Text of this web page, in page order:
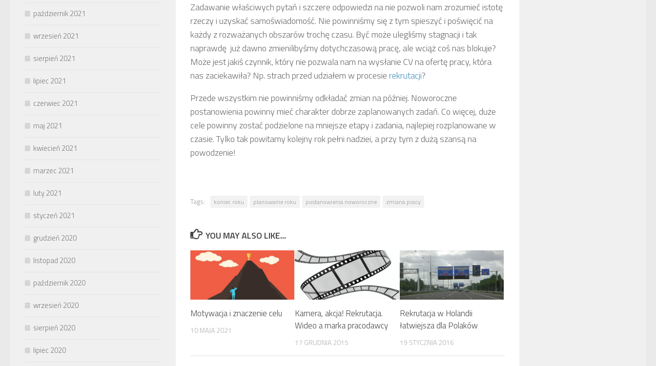
Zadawanie właściwych pytań i szczere odpowiedzi na nie pozwoli nam zrozumieć istotę
rzeczy i uzyskać samoświadomość. Nie powinniśmy się z tym spieszyć i poświęcić na
każdy z rozważanych obszarów trochę czasu. Być może ulegliśmy stagnacji i tak
naprawdę już dawno zmienilibyśmy dotychczasową pracę, ale wciąż coś nas blokuje?
Może jest jakiś czynnik, który nie pozwala nam na wysłanie CV na ofertę pracy, która
nas zaciekawiła? Np. strach przed udziałem w procesierekrutacji?
Przede wszystkim nie powinniśmy odkładać zmian na później. Noworoczne
postanowienia powinny mieć charakter dobrze zaplanowanych zadań. Co więcej, duże
cele powinny zostać podzielone na mniejsze etapy i zadania, najlepiej rozplanowane w
czasie. Tylko tak powitamy kolejny rok pełni nadziei, a przy tym z dużą szansą na
powodzenie!
Tags: koniec roku planowanie roku postanowienia noworoczne zmiana pracy
YOU MAY ALSO LIKE...
Motywacja i znaczenie celu
10 MAJA 2021
Kamera, akcja! Rekrutacja.
Wideo a marka pracodawcy
17 GRUDNIA 2015
Rekrutacja w Holandii
łatwiejsza dla Polaków
19 STYCZNIA 2016
październik 2021
wrzesień 2021
sierpień 2021
lipiec 2021
czerwiec 2021
maj 2021
kwiecień 2021
marzec 2021
luty 2021
styczeń 2021
grudzień 2020
listopad 2020
październik 2020
wrzesień 2020
sierpień 2020
lipiec 2020